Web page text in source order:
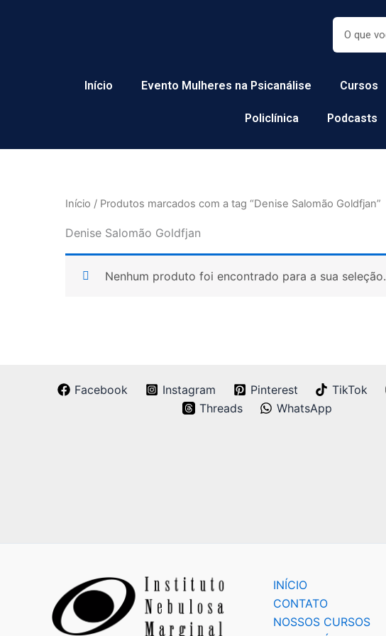
Início Evento Mulheres na Psicanálise Cursos
Policlínica Podcasts
Início / Produtos marcados com a tag “Denise Salomão Goldfjan”
Denise Salomão Goldfjan
Nenhum produto foi encontrado para a sua seleção.
Facebook Instagram Pinterest TikTok
Threads
WhatsApp
INÍCIO
CONTATO
NOSSOS CURSOS